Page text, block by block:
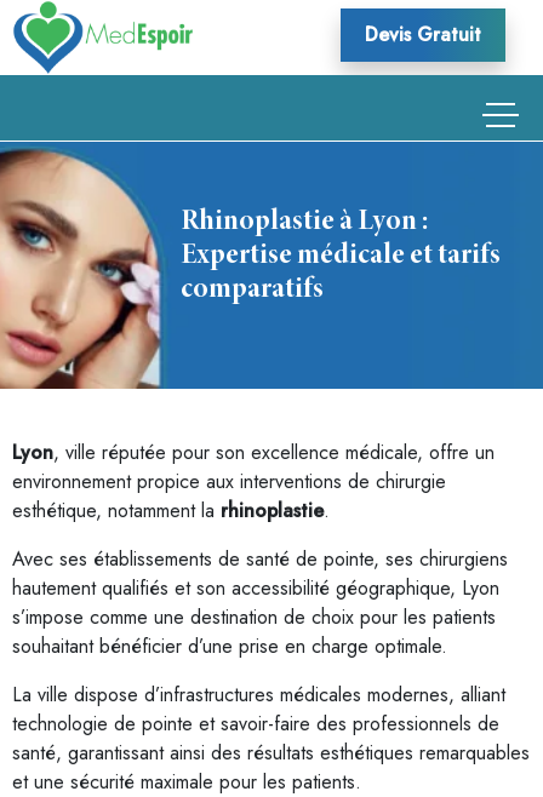
Skip
to
content
Devis Gratuit
Rhinoplastie à Lyon :
Expertise médicale et tarifs
comparatifs
Lyon, ville réputée pour son excellence médicale, offre un
environnement propice aux interventions de chirurgie
esthétique, notamment la rhinoplastie.
Avec ses établissements de santé de pointe, ses chirurgiens
hautement qualifiés et son accessibilité géographique, Lyon
s’impose comme une destination de choix pour les patients
souhaitant bénéficier d’une prise en charge optimale.
La ville dispose d’infrastructures médicales modernes, alliant
technologie de pointe et savoir-faire des professionnels de
santé, garantissant ainsi des résultats esthétiques remarquables
et une sécurité maximale pour les patients.